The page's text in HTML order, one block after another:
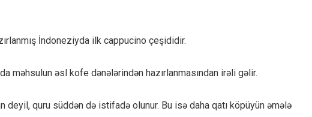
İndoneziyda ilk cappucino çeşididir.
məhsulun əsl kofe dənələrindən hazırlanmasından irəli gəlir.
deyil, quru süddən də istifadə olunur. Bu isə daha qatı köpüyün əmələ